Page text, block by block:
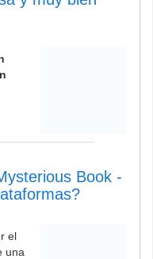
Book -
el
una